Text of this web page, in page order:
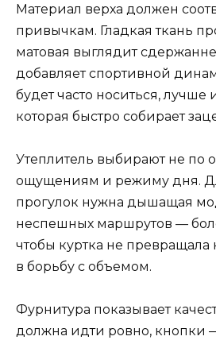
Материал верха должен
привычкам. Гладкая ткань
матовая выглядит
добавляет спортивной
будет часто носиться, лучше
которая быстро собирает
Утеплитель выбирают не по
ощущениям и режиму дня.
прогулок нужна дышащая
неспешных маршрутов —
чтобы куртка не
в борьбу с объемом.
Фурнитура показывает
должна идти ровно, кнопки